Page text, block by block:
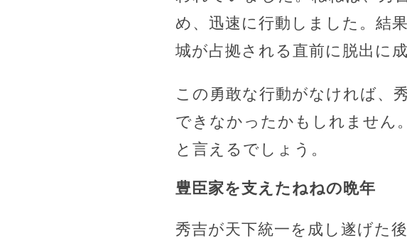
め、迅速に行動しました。結
城が占拠される直前に脱出に
この勇敢な行動がなければ、
できなかったかもしれません
と言えるでしょう。
豊臣家を支えたねねの晩年
秀吉が天下統一を成し遂げた